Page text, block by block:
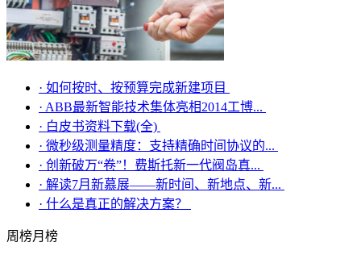
· 如何按时、按预算完成新建项目
· ABB最新智能技术集体亮相2014工博...
· 白皮书资料下载(全)
· 微秒级测量精度：支持精确时间协议的...
· 创新破万“卷”！费斯托新一代阀岛真...
· 解读7月新慕展——新时间、新地点、新...
· 什么是真正的解决方案？
周榜月榜